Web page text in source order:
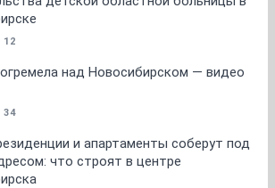
12
над Новосибирском — видео
34
и апартаменты соберут под
что строят в центре